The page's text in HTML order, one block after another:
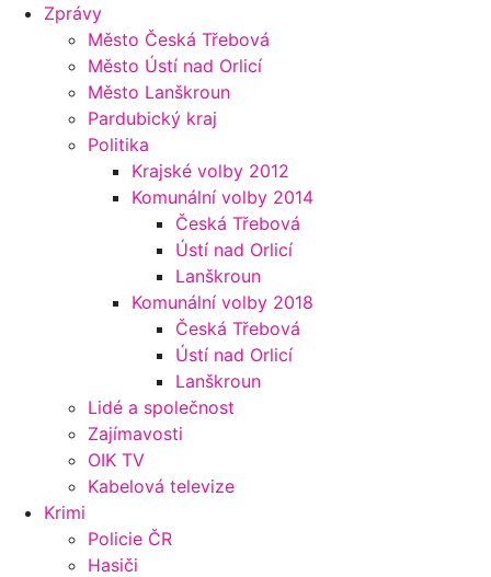
Zprávy
Město Česká Třebová
Město Ústí nad Orlicí
Město Lanškroun
Pardubický kraj
Politika
Krajské volby 2012
Komunální volby 2014
Česká Třebová
Ústí nad Orlicí
Lanškroun
Komunální volby 2018
Česká Třebová
Ústí nad Orlicí
Lanškroun
Lidé a společnost
Zajímavosti
OIK TV
Kabelová televize
Krimi
Policie ČR
Hasiči